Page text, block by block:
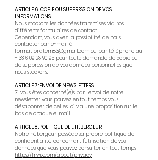
ARTICLE 6 : COPIE OU SUPPRESSION DE VOS
INFORMATIONS
Nous stockons les données transmises via nos
différents formulaires de contact.
Cependant, vous avez la possibilité de nous
contacter par e-mail à
formationatem83@gmail.com ou par téléphone au
+ 33 6 09 28 90 95 pour toute demande de copie ou
de suppression de vos données personnelles que
nous stockons.​
ARTICLE 7 : ENVOI DE NEWSLETTERS​
Si vous êtes concerné(e)s par l'envoi de notre
newsletter, vous pouvez en tout temps vous
désabonner de celles-ci via une proposition sur le
bas de chaque e-mail.​
ARTICLE 8 : POLITIQUE DE L’HÉBERGEUR
Notre hébergeur possède sa propre politique de
confidentialité concernant l'utilisation de vos
données que vous pouvez consulter en tout temps
https://fr.wix.com/about/privacy